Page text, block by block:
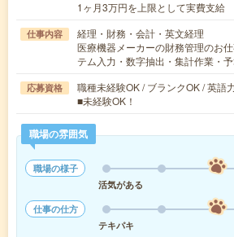
1ヶ月3万円を上限として実費支給
仕事内容
経理・財務・会計・英文経理
医療機器メーカーの財務管理のお
テム入力・数字抽出・集計作業・
応募資格
職種未経験OK / ブランクOK / 英語
■未経験OK！
職場の雰囲気
職場の様子
活気がある
仕事の仕方
テキパキ